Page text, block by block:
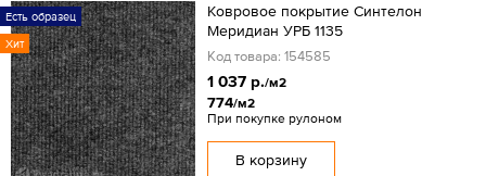
Есть образец
Хит
Ковровое покрытие Синтелон
Меридиан УРБ 1135
Код товара: 154585
1 037 р./м2
774/м2
При покупке рулоном
В корзину